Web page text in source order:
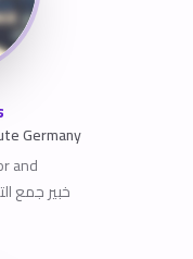
Germany
and
خبير جمع